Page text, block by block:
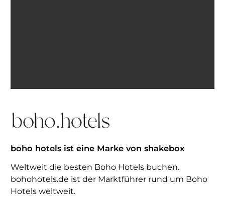
boho hotels ist eine Marke von shakebox
Weltweit die besten Boho Hotels buchen.
bohohotels.de ist der Marktführer rund um Boho
Hotels weltweit.